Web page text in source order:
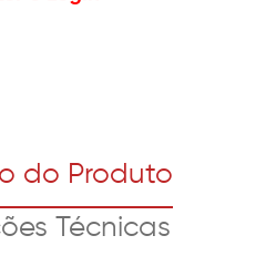
do Produto
Técnicas